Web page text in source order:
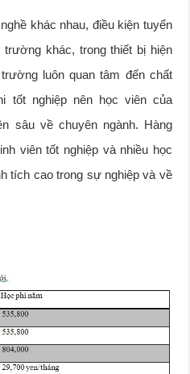
khác nhau, điều kiện tuyển
khác, trong thiết bị hiện
luôn quan tâm đến chất
tốt nghiệp nên học viên của
sâu về chuyên ngành. Hàng
viên tốt nghiệp và nhiều học
tích cao trong sự nghiệp và về